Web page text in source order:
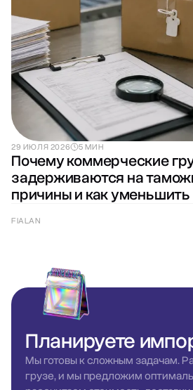
29 ИЮЛЯ 2026 5 МИН
Почему коммерческие
задерживаются на
причины и как
FIALAN
Планируете
Мы готовы к сложным задачам.
грузе, и мы предложим